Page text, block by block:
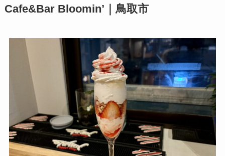
Cafe&Bar Bloomin’｜鳥取市